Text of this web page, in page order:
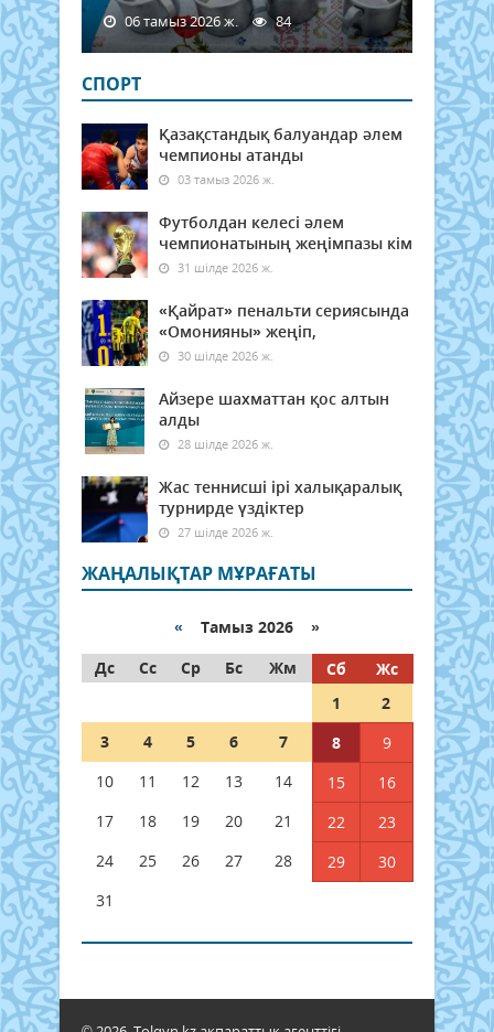
06 тамыз 2026 ж. 84
СПОРТ
Қазақстандық балуандар әлем
чемпионы атанды
03 тамыз 2026 ж.
Футболдан келесі әлем
чемпионатының жеңімпазы кім
31 шілде 2026 ж.
«Қайрат» пенальти сериясында
«Омонияны» жеңіп,
30 шілде 2026 ж.
Айзере шахматтан қос алтын
алды
28 шілде 2026 ж.
Жас теннисші ірі халықаралық
турнирде үздіктер
27 шілде 2026 ж.
ЖАҢАЛЫҚТАР МҰРАҒАТЫ
« Тамыз 2026 »
Дс
Сс Ср Бс Жм Сб
Жс
1
2
3
4 5 6 7 8
9
10
11 12 13 14 15
16
17
18 19 20 21 22
23
24
25 26 27 28 29
30
31